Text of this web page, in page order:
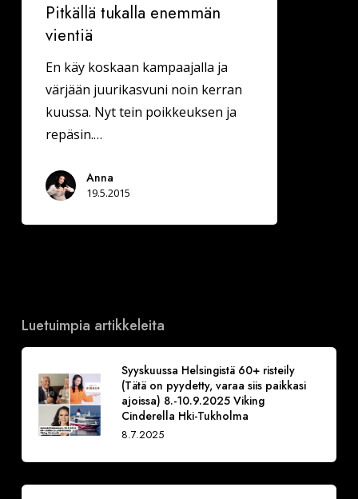
Pitkällä tukalla enemmän
vientiä
En käy koskaan kampaajalla ja
värjään juurikasvuni noin kerran
kuussa. Nyt tein poikkeuksen ja
repäsin.…
Anna
19.5.2015
Luetuimpia artikkeleita
Syyskuussa Helsingistä 60+ risteily
(Tätä on pyydetty, varaa siis paikkasi
ajoissa) 8.-10.9.2025 Viking
Cinderella Hki-Tukholma
8.7.2025